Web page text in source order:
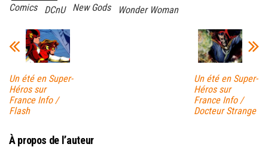
Comics
DCnU New Gods Wonder Woman
Un été en Super-
Héros sur
France Info /
Flash
Un été en Super-
Héros sur
France Info /
Docteur Strange
À propos de l’auteur